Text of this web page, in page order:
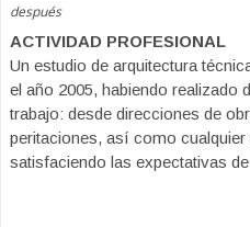
después
ACTIVIDAD PROFESIONAL
Un estudio de arquitectura
el año 2005, habiendo realizado
trabajo: desde direcciones de
peritaciones, así como
satisfaciendo las expectativas